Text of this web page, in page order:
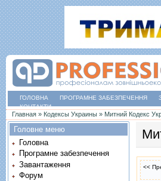
ГОЛОВНА ПРОГРАМНЕ ЗАБЕЗПЕЧЕННЯ
КОНТАКТИ
Ви є тут
Главная » Кодексы Украины » Митний Кодекс
<<
Головне меню
Головна
Програмне забезпечення
Завантаження
Форум